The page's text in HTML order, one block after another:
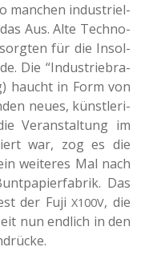
man­chen indus­tri­el­
Aus. Alte Tech­no­
für die Insol­
Die “Indus­trie­bra­
haucht in Form von
neues, künst­le­ri­
Ver­an­stal­tung im
war, zog es die
wei­te­res Mal nach
Das
der FujiX100V, die
nun end­lich in den